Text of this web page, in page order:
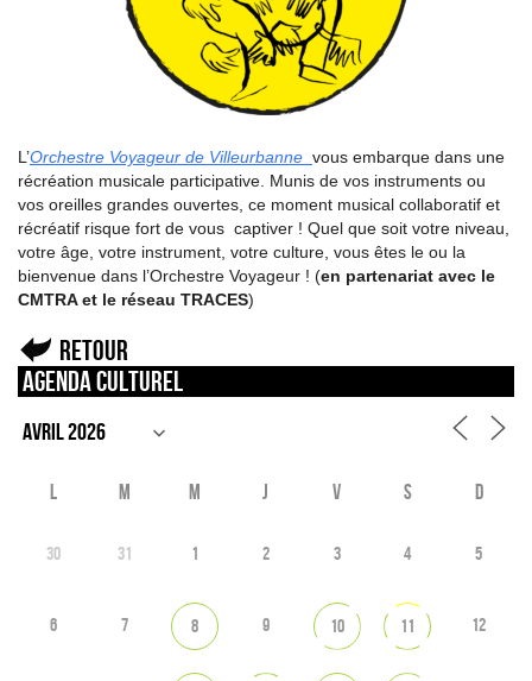
L’Orchestre Voyageur de Villeurbanne vous embarque dans une
récréation musicale participative. Munis de vos instruments ou
vos oreilles grandes ouvertes, ce moment musical collaboratif et
récréatif risque fort de vous captiver ! Quel que soit votre niveau,
votre âge, votre instrument, votre culture, vous êtes le ou la
bienvenue dans l’Orchestre Voyageur ! (en partenariat avec le
CMTRA et le réseau TRACES)
Retour
Agenda culturel
L M M J V S D
30 31 1 2 3 4 5
6 7 8 9 10 11 12